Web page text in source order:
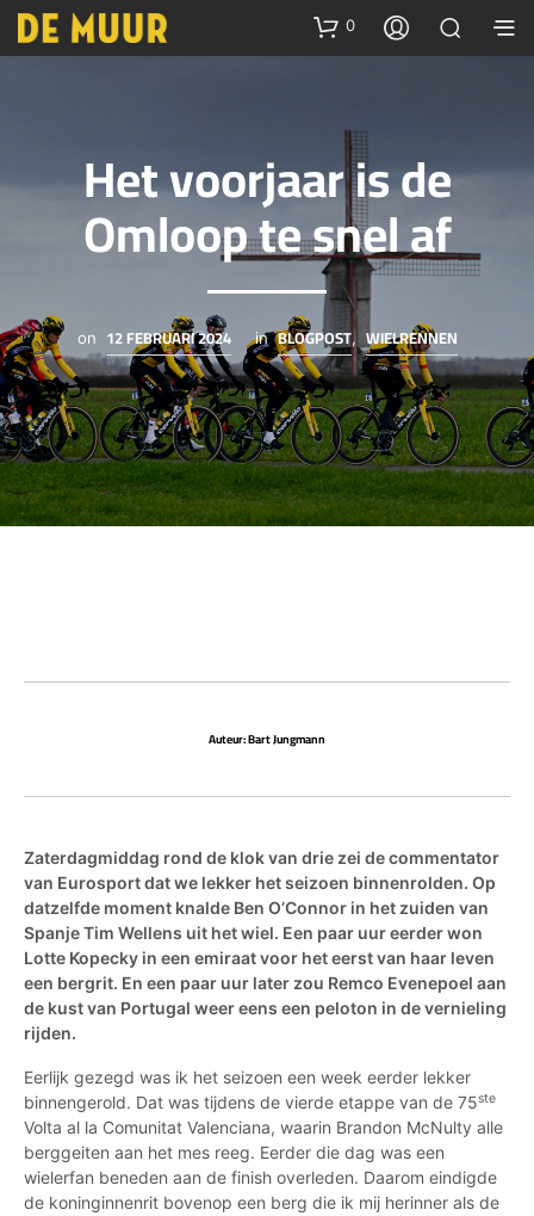
0
Het voorjaar is de
Omloop te snel af
on 12 FEBRUARI 2024 in BLOGPOST, WIELRENNEN
Auteur: Bart Jungmann
Zaterdagmiddag rond de klok van drie zei de commentator
van Eurosport dat we lekker het seizoen binnenrolden. Op
datzelfde moment knalde Ben O’Connor in het zuiden van
Spanje Tim Wellens uit het wiel. Een paar uur eerder won
Lotte Kopecky in een emiraat voor het eerst van haar leven
een bergrit. En een paar uur later zou Remco Evenepoel aan
de kust van Portugal weer eens een peloton in de vernieling
rijden.
Eerlijk gezegd was ik het seizoen een week eerder lekker
binnengerold. Dat was tijdens de vierde etappe van de 75ste
Volta al la Comunitat Valenciana, waarin Brandon McNulty alle
berggeiten aan het mes reeg. Eerder die dag was een
wielerfan beneden aan de finish overleden. Daarom eindigde
de koninginnenrit bovenop een berg die ik mij herinner als de